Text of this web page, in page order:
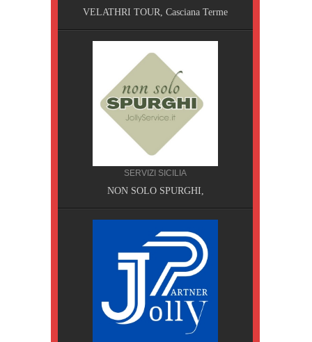
VELATHRI TOUR, Casciana Terme
SERVIZI SICILIA
NON SOLO SPURGHI,